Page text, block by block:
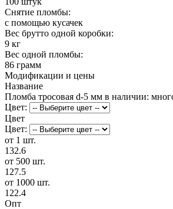
Снятие пломбы:
с помощью кусачек
Вес брутто одной коробки:
9 кг
Вес одной пломбы:
86 грамм
Модификации и цены
Название
Пломба тросовая d-5 мм в наличии:
Цвет:
Цвет
Цвет:
от 1 шт.
132.6
от 500 шт.
127.5
от 1000 шт.
122.4
Опт